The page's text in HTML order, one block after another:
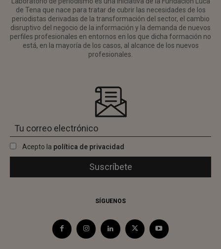
de Tena que nace para tratar de cubrir las necesidades de los
periodistas derivadas de la transformación del sector, el cambio
disruptivo del negocio de la información y la demanda de nuevos
perfiles profesionales en entornos en los que dicha formación no
está, en la mayoría de los casos, al alcance de los nuevos
profesionales.
Acepto la política de privacidad
SÍGUENOS